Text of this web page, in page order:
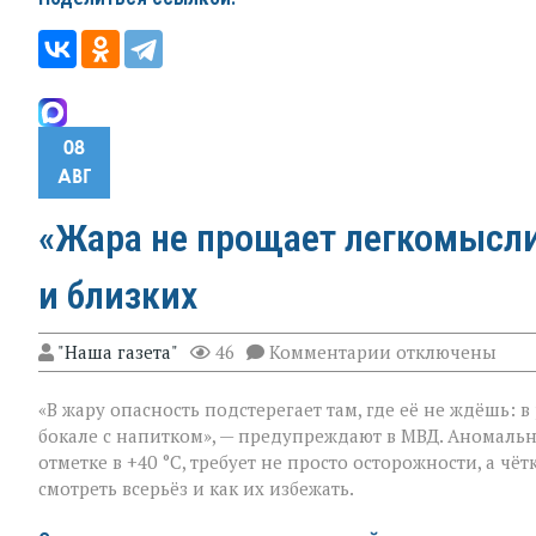
08
АВГ
«Жара не прощает
и близких
"Наша газета" 46 Комментарии к
записи
не
прощает
легкомыслия»:
МВД — о
отключены
«В жару опасность подстерегает там, где её не ждёшь:
бокале с напитком», — предупреждают в МВД.
отметке в +40 °C, требует не просто осторожности, а
смотреть всерьёз и как их избежать.